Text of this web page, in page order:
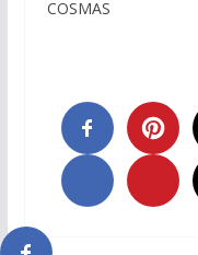
COSMAS